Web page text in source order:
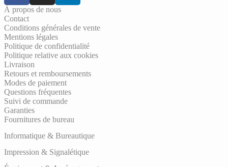
À propos de nous
Contact
Conditions générales de vente
Mentions légales
Politique de confidentialité
Politique relative aux cookies
Livraison
Retours et remboursements
Modes de paiement
Questions fréquentes
Suivi de commande
Garanties
Fournitures de bureau
Informatique & Bureautique
Impression & Signalétique